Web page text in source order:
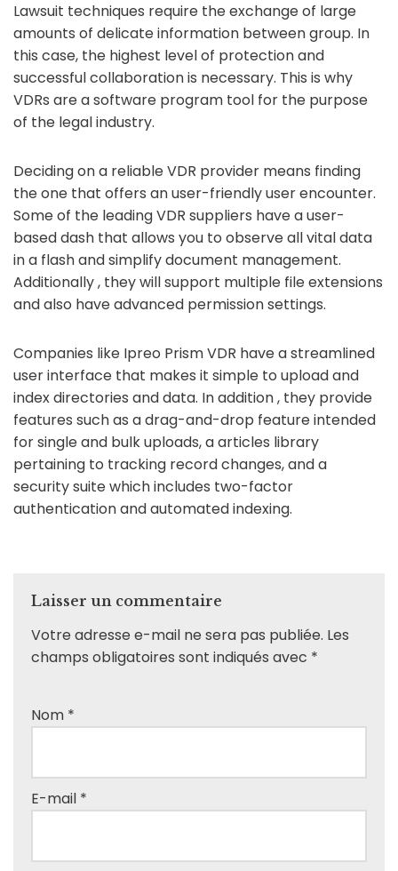
Lawsuit techniques require the exchange of large
amounts of delicate information between group. In
this case, the highest level of protection and
successful collaboration is necessary. This is why
VDRs are a software program tool for the purpose
of the legal industry.
Deciding on a reliable VDR provider means finding
the one that offers an user-friendly user encounter.
Some of the leading VDR suppliers have a user-
based dash that allows you to observe all vital data
in a flash and simplify document management.
Additionally , they will support multiple file extensions
and also have advanced permission settings.
Companies like Ipreo Prism VDR have a streamlined
user interface that makes it simple to upload and
index directories and data. In addition , they provide
features such as a drag-and-drop feature intended
for single and bulk uploads, a articles library
pertaining to tracking record changes, and a
security suite which includes two-factor
authentication and automated indexing.
Laisser un commentaire
Votre adresse e-mail ne sera pas publiée. Les
champs obligatoires sont indiqués avec *
Nom *
E-mail *